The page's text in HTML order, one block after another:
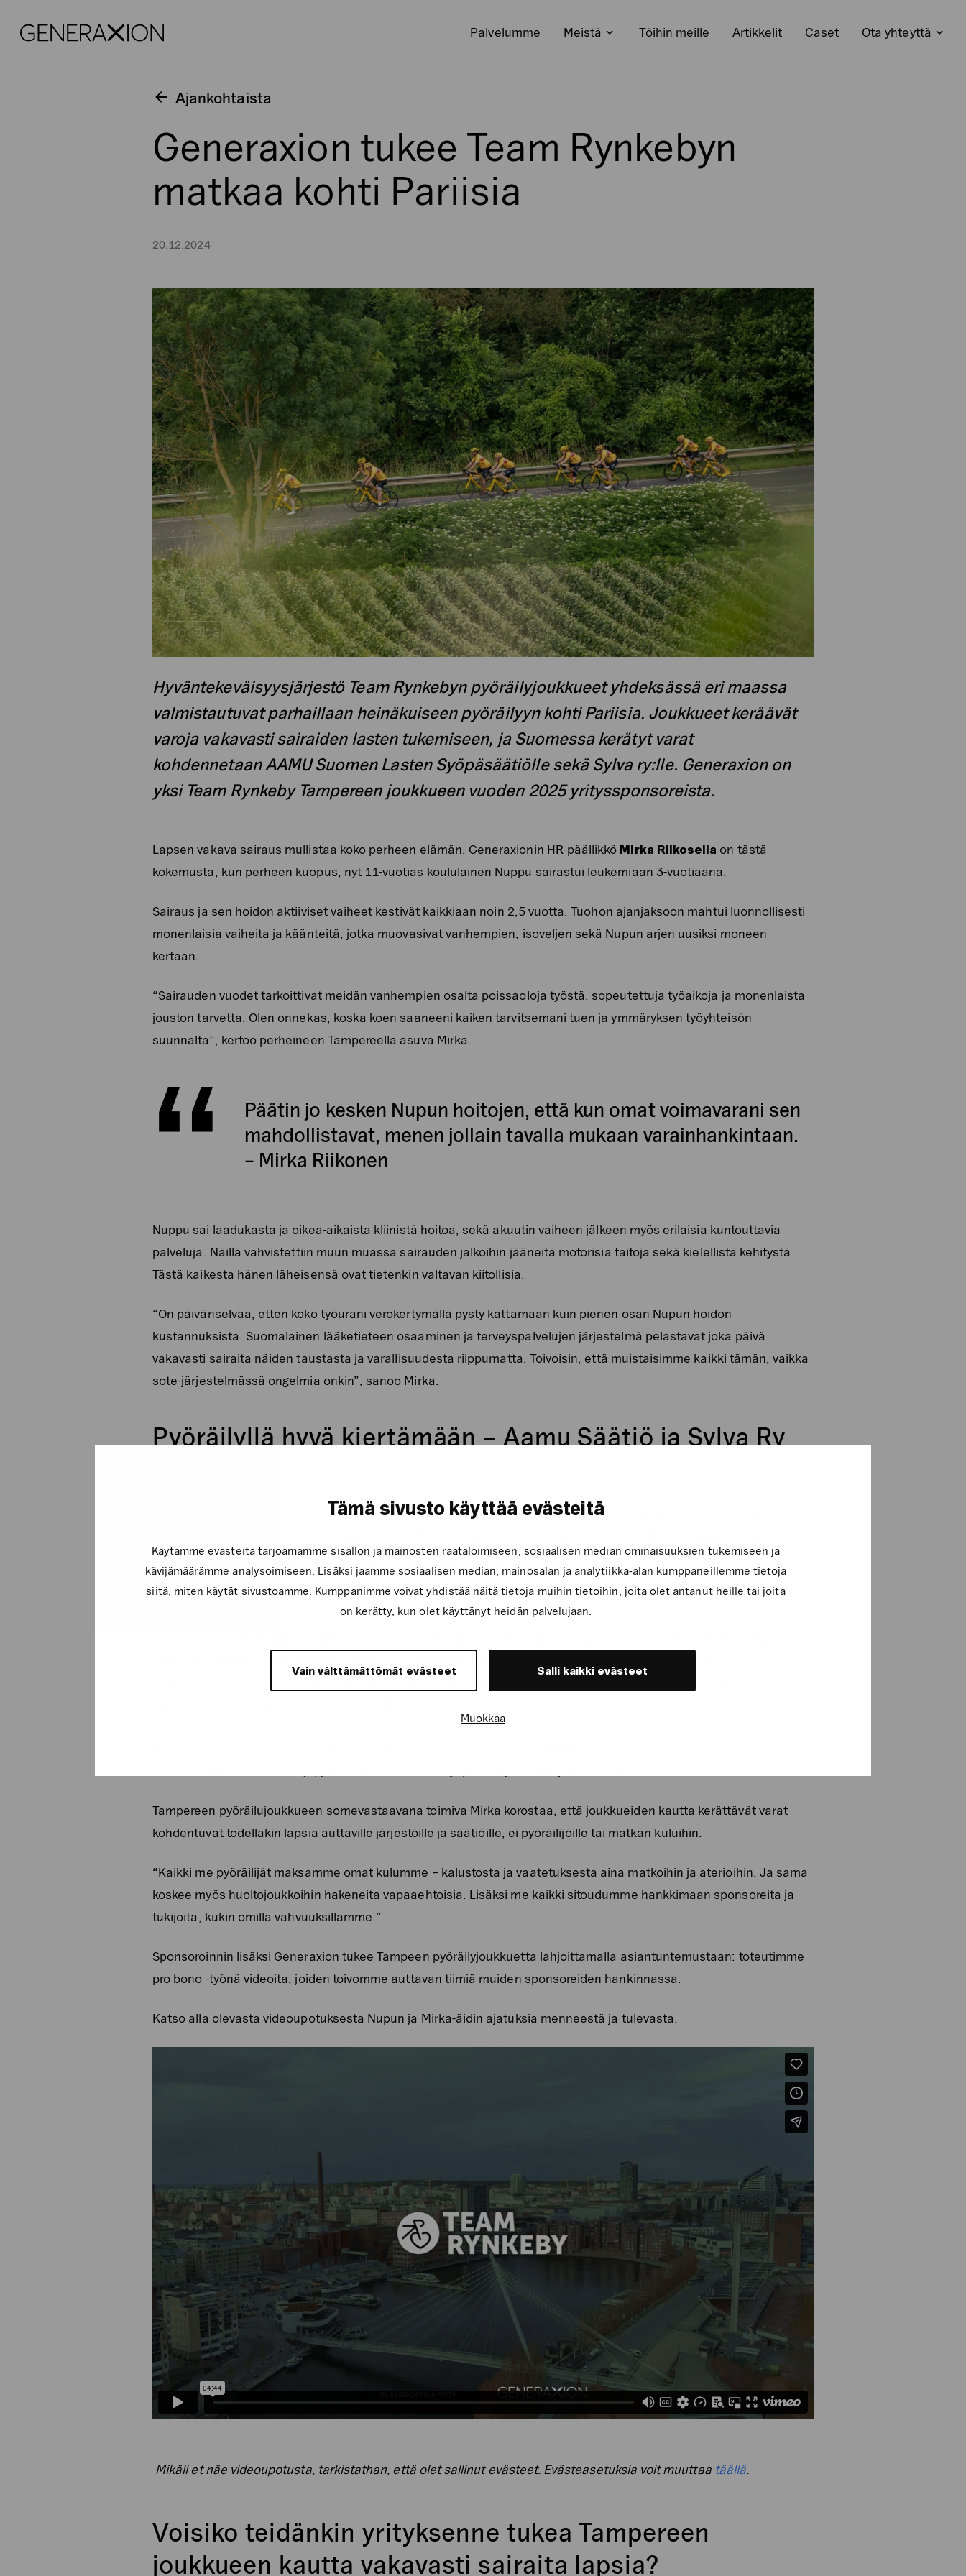
Tämä sivusto käyttää evästeitä
Käytämme evästeitä tarjoamamme sisällön ja mainosten räätälöimiseen, sosiaalisen median ominaisuuksien tukemiseen ja
kävijämäärämme analysoimiseen. Lisäksi jaamme sosiaalisen median, mainosalan ja analytiikka-alan kumppaneillemme tietoja
siitä, miten käytät sivustoamme. Kumppanimme voivat yhdistää näitä tietoja muihin tietoihin, joita olet antanut heille tai joita
on kerätty, kun olet käyttänyt heidän palvelujaan.
Vain välttämättömät evästeet Salli kaikki evästeet
Muokkaa
Generaxion
Palvelumme
Meistä
Töihin meille Artikkelit Caset
Ota yhteyttä
Ajankohtaista
Generaxion tukee Team Rynkebyn
matkaa kohti Pariisia
20.12.2024
Hyväntekeväisyysjärjestö Team Rynkebyn pyöräilyjoukkueet yhdeksässä eri maassa
valmistautuvat parhaillaan heinäkuiseen pyöräilyyn kohti Pariisia. Joukkueet keräävät
varoja vakavasti sairaiden lasten tukemiseen, ja Suomessa kerätyt varat
kohdennetaan AAMU Suomen Lasten Syöpäsäätiölle sekä Sylva ry:lle. Generaxion on
yksi Team Rynkeby Tampereen joukkueen vuoden 2025 yrityssponsoreista.
Lapsen vakava sairaus mullistaa koko perheen elämän. Generaxionin HR-päällikkö Mirka Riikosella on tästä
kokemusta, kun perheen kuopus, nyt 11-vuotias koululainen Nuppu sairastui leukemiaan 3-vuotiaana.
Sairaus ja sen hoidon aktiiviset vaiheet kestivät kaikkiaan noin 2,5 vuotta. Tuohon ajanjaksoon mahtui luonnollisesti
monenlaisia vaiheita ja käänteitä, jotka muovasivat vanhempien, isoveljen sekä Nupun arjen uusiksi moneen
kertaan.
“Sairauden vuodet tarkoittivat meidän vanhempien osalta poissaoloja työstä, sopeutettuja työaikoja ja monenlaista
jouston tarvetta. Olen onnekas, koska koen saaneeni kaiken tarvitsemani tuen ja ymmäryksen työyhteisön
suunnalta”, kertoo perheineen Tampereella asuva Mirka.
Päätin jo kesken Nupun hoitojen, että kun omat voimavarani sen
mahdollistavat, menen jollain tavalla mukaan varainhankintaan.
– Mirka Riikonen
Nuppu sai laadukasta ja oikea-aikaista kliinistä hoitoa, sekä akuutin vaiheen jälkeen myös erilaisia kuntouttavia
palveluja. Näillä vahvistettiin muun muassa sairauden jalkoihin jääneitä motorisia taitoja sekä kielellistä kehitystä.
Tästä kaikesta hänen läheisensä ovat tietenkin valtavan kiitollisia.
“On päivänselvää, etten koko työurani verokertymällä pysty kattamaan kuin pienen osan Nupun hoidon
kustannuksista. Suomalainen lääketieteen osaaminen ja terveyspalvelujen järjestelmä pelastavat joka päivä
vakavasti sairaita näiden taustasta ja varallisuudesta riippumatta. Toivoisin, että muistaisimme kaikki tämän, vaikka
sote-järjestelmässä ongelmia onkin”, sanoo Mirka.
Pyöräilyllä hyvä kiertämään – Aamu Säätiö ja Sylva Ry
Perheelle merkityksellisiä olivat myös monenlaiset virkistyspalvelut, jotka auttoivat jaksamaan. Sylva ry toi ja tuo
kohennuttua perhe osallistui myös syöpäperheille suunnatuille kuntoutuslomille.
Mirka Riikonen toivoo, että kaikki muutkin lapset ja perheet voivat saada samankaltaista tukea.
Tampereen pyöräilujoukkueen somevastaavana toimiva Mirka korostaa, että joukkueiden kautta kerättävät varat
kohdentuvat todellakin lapsia auttaville järjestöille ja säätiöille, ei pyöräilijöille tai matkan kuluihin.
“Kaikki me pyöräilijät maksamme omat kulumme – kalustosta ja vaatetuksesta aina matkoihin ja aterioihin. Ja sama
koskee myös huoltojoukkoihin hakeneita vapaaehtoisia. Lisäksi me kaikki sitoudumme hankkimaan sponsoreita ja
tukijoita, kukin omilla vahvuuksillamme.”
Sponsoroinnin lisäksi Generaxion tukee Tampeen pyöräilyjoukkuetta lahjoittamalla asiantuntemustaan: toteutimme
pro bono -työnä videoita, joiden toivomme auttavan tiimiä muiden sponsoreiden hankinnassa.
Katso alla olevasta videoupotuksesta Nupun ja Mirka-äidin ajatuksia menneestä ja tulevasta.
Mikäli et näe videoupotusta, tarkistathan, että olet sallinut evästeet. Evästeasetuksia voit muuttaa täällä.
Voisiko teidänkin yrityksenne tukea Tampereen
joukkueen kautta vakavasti sairaita lapsia?